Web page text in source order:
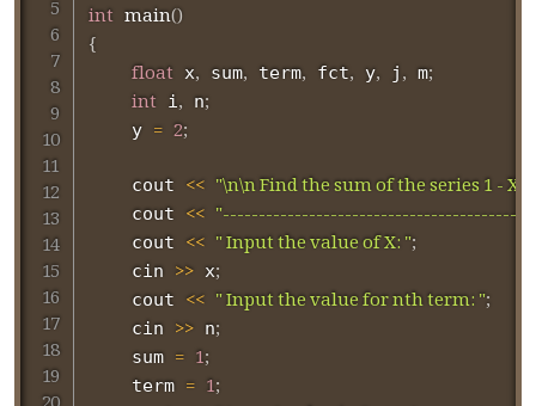
int main()
{
float x, sum, term, fct, y, j, m;
int i, n;
    y
= 2;
    cout
<< "\n\n Find the sum of the series 1 -
    cout
<<
    cout
<< " Input the value of X: ";
    cin
>> x;
    cout
<< " Input the value for nth term: ";
    cin
>> n;
    sum
= 1;
    term
= 1;